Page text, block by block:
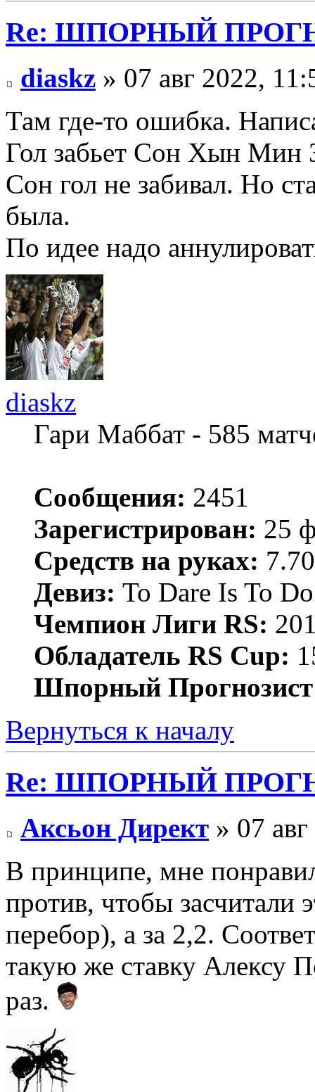
Re: ШПОРНЫЙ
diaskz » 07 авг 2022,
Там где-то ошибка.
Гол забьет Сон Хын Мин
Сон гол не забивал. Но
была.
По идее надо
diaskz
Гари Маббат - 585
Сообщения: 2451
Зарегистрирован: 25
Средств на руках:
Девиз: To Dare Is To Do
Чемпион Лиги RS:
Обладатель RS Cup:
Шпорный
Вернуться к началу
Re: ШПОРНЫЙ
Аксьон Директ » 07
В принципе, мне
против, чтобы засчитали
перебор), а за 2,2.
такую же ставку Алексу
раз.